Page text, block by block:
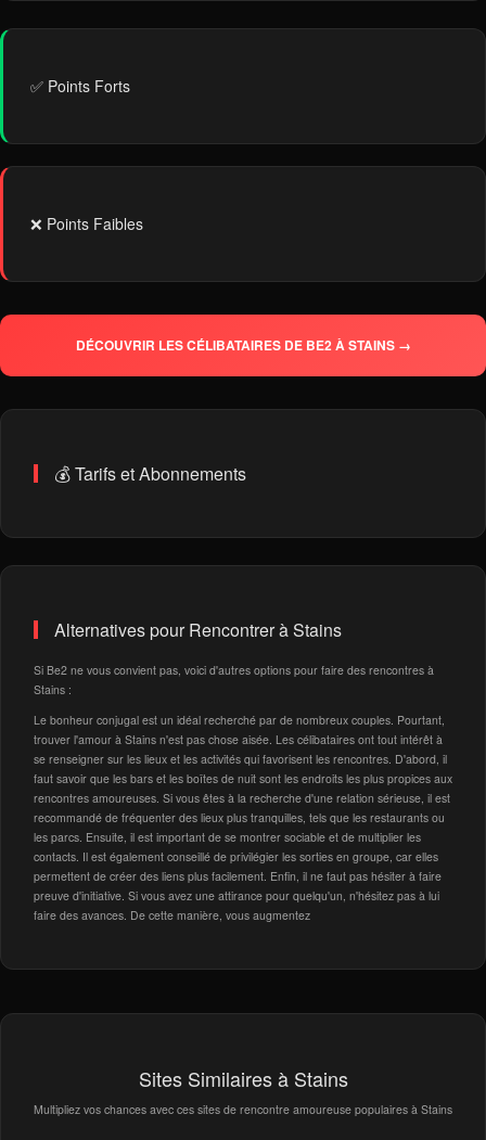
✅ Points Forts
❌ Points Faibles
DÉCOUVRIR LES CÉLIBATAIRES DE BE2 À STAINS →
💰 Tarifs et Abonnements
Alternatives pour Rencontrer à Stains
Si Be2 ne vous convient pas, voici d'autres options pour faire des rencontres à
Stains :
Le bonheur conjugal est un idéal recherché par de nombreux couples. Pourtant,
trouver l'amour à Stains n'est pas chose aisée. Les célibataires ont tout intérêt à
se renseigner sur les lieux et les activités qui favorisent les rencontres. D'abord, il
faut savoir que les bars et les boîtes de nuit sont les endroits les plus propices aux
rencontres amoureuses. Si vous êtes à la recherche d'une relation sérieuse, il est
recommandé de fréquenter des lieux plus tranquilles, tels que les restaurants ou
les parcs. Ensuite, il est important de se montrer sociable et de multiplier les
contacts. Il est également conseillé de privilégier les sorties en groupe, car elles
permettent de créer des liens plus facilement. Enfin, il ne faut pas hésiter à faire
preuve d'initiative. Si vous avez une attirance pour quelqu'un, n'hésitez pas à lui
faire des avances. De cette manière, vous augmentez
Sites Similaires à Stains
Multipliez vos chances avec ces sites de rencontre amoureuse populaires à Stains